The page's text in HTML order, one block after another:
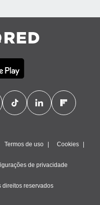
Termos de uso Cookies
de privacidade
direitos reservados